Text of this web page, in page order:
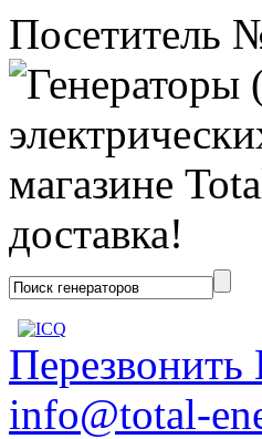
Посетитель
Перезвонить
info@total-